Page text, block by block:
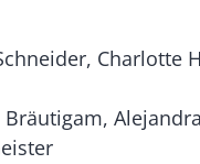
Charlotte
Bräutigam,